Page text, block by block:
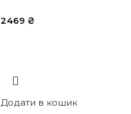
2469 ₴
Додати в кошик